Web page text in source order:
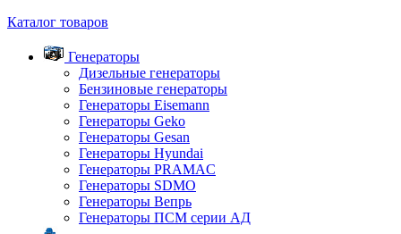
Каталог товаров
Генераторы
Дизельные генераторы
Бензиновые генераторы
Генераторы Eisemann
Генераторы Geko
Генераторы Gesan
Генераторы Hyundai
Генераторы PRAMAC
Генераторы SDMO
Генераторы Вепрь
Генераторы ПСМ серии АД